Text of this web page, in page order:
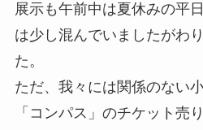
展示も午前中は夏休みの平
は少し混んでいましたがわ
た。
ただ、我々には関係のない
「コンパス」のチケット売